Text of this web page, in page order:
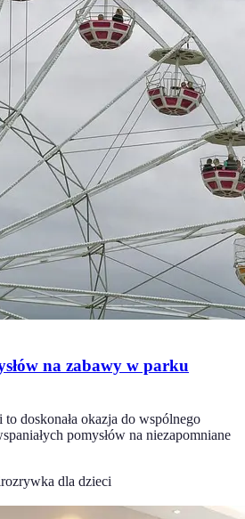
na zabawy w parku
doskonała okazja do wspólnego
pomysłów na niezapomniane
rozrywka dla dzieci